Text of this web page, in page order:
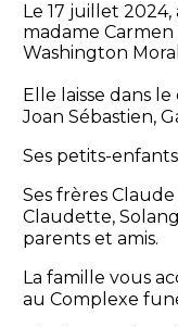
Le 17 juillet
madame
Washington
Elle laisse dans
Joan Sébastien,
Ses petits-
Ses frères Claude
Claudette,
parents et amis.
La famille vous
au Complexe